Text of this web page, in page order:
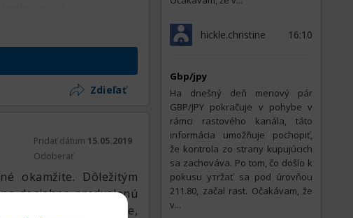
필요한 정보를 제공합니
제공되며, 고객 지원팀이
들에게 인기를 얻고 있습
거래의 세계에 발을 내
스크가 따르므로 충분히
Zdieľať
Pridať dátum 15.05.2019
Odoberať
okamžite. Dôležitým
dosiahne predvolenú
príkaze, t.j. v momente,
hickle.christine 16:10
Gbp/jpy
На dnešný deň menový pár
GBP/JPY pokračuje v pohybe v
rámci rastového kanála, táto
informácia umožňuje pochopiť,
že kontrola zo strany kupujúcich
sa zachováva. Po tom, čo došlo k
pokusu утržať sa pod úrovňou
211.80, začal rast. Očakávam, že
v...